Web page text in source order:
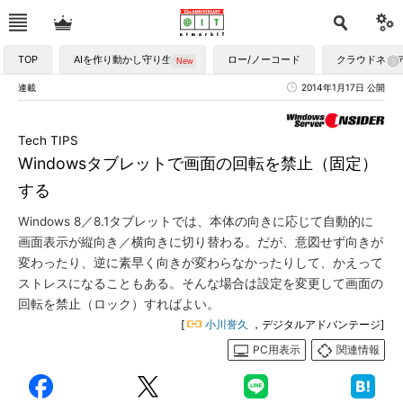
TOP AIを作り動かし守り生かす ロー/ノーコード クラウドネイ
連載 2014年1月17日 公開
Windowsタブレットで画面の回転を禁止（固定）
する
Tech TIPS
Windows 8／8.1タブレットでは、本体の向きに応じて自動的に
画面表示が縦向き／横向きに切り替わる。だが、意図せず向きが
変わったり、逆に素早く向きが変わらなかったりして、かえって
ストレスになることもある。そんな場合は設定を変更して画面の
回転を禁止（ロック）すればよい。
[ 小川誉久
，デジタルアドバンテージ]
PC用表示
関連情報